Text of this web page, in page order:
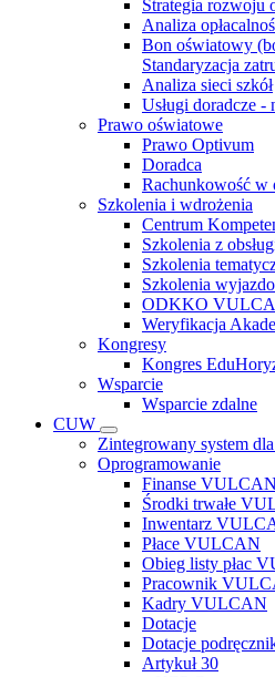
Strategia rozwoju
Analiza
Bon oświatowy
Standaryzacja
Analiza sieci szkół
Usługi doradcze -
Prawo oświatowe
Prawo Optivum
Doradca
Rachunkowość w
Szkolenia i wdrożenia
Centrum
Szkolenia z
Szkolenia
Szkolenia
ODKKO
Weryfikacja
Kongresy
Kongres
Wsparcie
Wsparcie zdalne
CUW
Zintegrowany system
Oprogramowanie
Finanse VULCAN
Środki trwałe
Inwentarz
Płace VULCAN
Obieg listy płac
Pracownik
Kadry VULCAN
Dotacje
Dotacje
Artykuł 30